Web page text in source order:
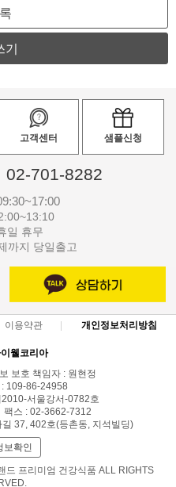
고객센터 샘플신청
02-701-8282
일 휴무
까지 당일출고
이용약관 개인정보처리방침
웰코리아
보호 책임자 : 원현정
109-86-24958
서울강서-0782호
팩스 : 02-3662-7312
37, 402호(등촌동, 지석빌딩)
보확인
드 프리미엄 건강식품 ALL RIGHTS